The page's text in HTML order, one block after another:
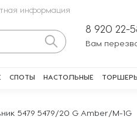
информация
8 920 22-
Вам
СПОТЫ НАСТОЛЬНЫЕ
5479 5479/20 G Amber/M-1G